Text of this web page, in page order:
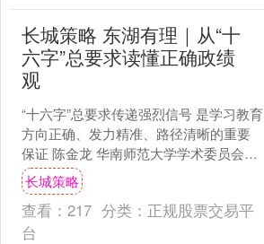
长城策略 东湖有理｜从“十
六字”总要求读懂正确政绩
观
“十六字”总要求传递强烈信号 是学习教育
方向正确、发力精准、路径清晰的重要
保证 陈金龙 华南师范大学学术委员会主
任 马克思主义学院教授 【阅读提要】
■“十六字....
长城策略
查看： 217 分类： 正规股票交易平
台